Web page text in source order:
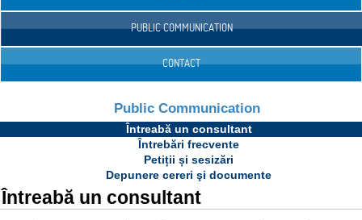
PUBLIC COMMUNICATION
CONTACT
Public Communication
Întreabă un consultant
Întrebări frecvente
Petiții și sesizări
Depunere cereri şi documente
Întreabă un consultant